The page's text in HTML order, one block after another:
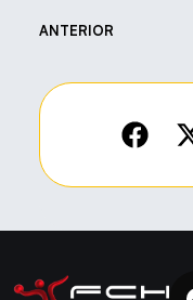
ANTERIOR